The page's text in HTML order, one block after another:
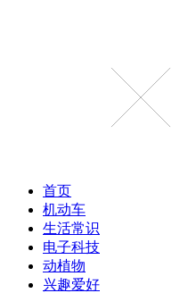
首页
机动车
生活常识
电子科技
动植物
兴趣爱好